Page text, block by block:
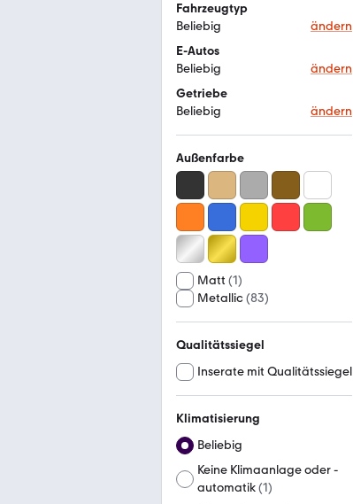
Fahrzeugtyp
Beliebig
ändern
E-Autos
Beliebig
ändern
Getriebe
Beliebig
ändern
Außenfarbe
Matt (1)
Metallic(83)
Qualitätssiegel
Inserate mit Qualitätssiegel
Klimatisierung
Beliebig
Keine Klimaanlage oder -
automatik(1)